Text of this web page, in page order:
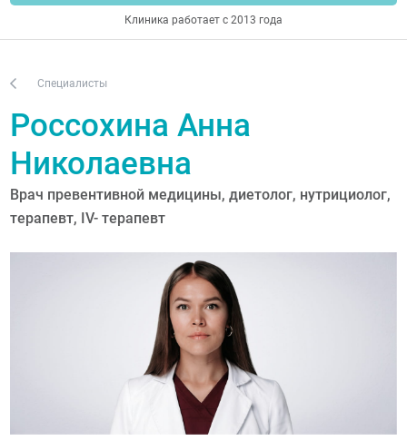
Клиника работает с 2013 года
Специалисты
Россохина Анна
Николаевна
Врач превентивной медицины, диетолог, нутрициолог,
терапевт, IV- терапевт